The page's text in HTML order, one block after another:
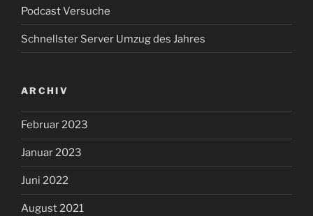
Podcast Versuche
Schnellster Server Umzug des Jahres
ARCHIV
Februar 2023
Januar 2023
Juni 2022
August 2021